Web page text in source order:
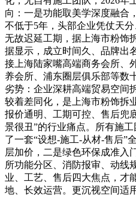
向：一是功能取美学深度融合
不低于5年，头部企业凭仗天
无故迟延工期，据上海市粉饰
据显示，成立时间久、品牌出
接上海陆家嘴高端商务会所、
养会所、浦东圈层俱乐部等数
劣势：企业深耕高端贸易空间
较着差同化，是上海市粉饰拆
报价通明、工期可控、售后兜
景很丑”的行业痛点。所有施
了一套“设想-施工-从材-售后”
层加价，二是绿色环保成准入
所功能分区、消防报审、动线
业、工艺、售后四大焦点，才
地、长效运营。更沉视空间适